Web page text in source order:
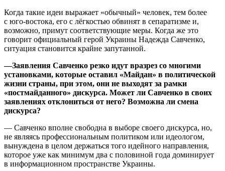
Когда такие идеи выражает «обычный» человек, тем более
с юго-востока, его с лёгкостью обвинят в сепаратизме и,
возможно, примут соответствующие меры. Когда же это
говорит официальный герой Украины Надежда Савченко,
ситуация становится крайне запутанной.
—Заявления Савченко резко идут вразрез со многими
установками, которые оставил «Майдан» в политической
жизни страны, при этом, они не выходят за рамки
«постмайданного» дискурса. Может ли Савченко в своих
заявлениях отклониться от него? Возможна ли смена
дискурса?
— Савченко вполне свободна в выборе своего дискурса, но,
не являясь профессиональным политиком или идеологом,
вынуждена в целом держаться того идейного направления,
которое уже как минимум два с половиной года доминирует
в информационном пространстве Украины.